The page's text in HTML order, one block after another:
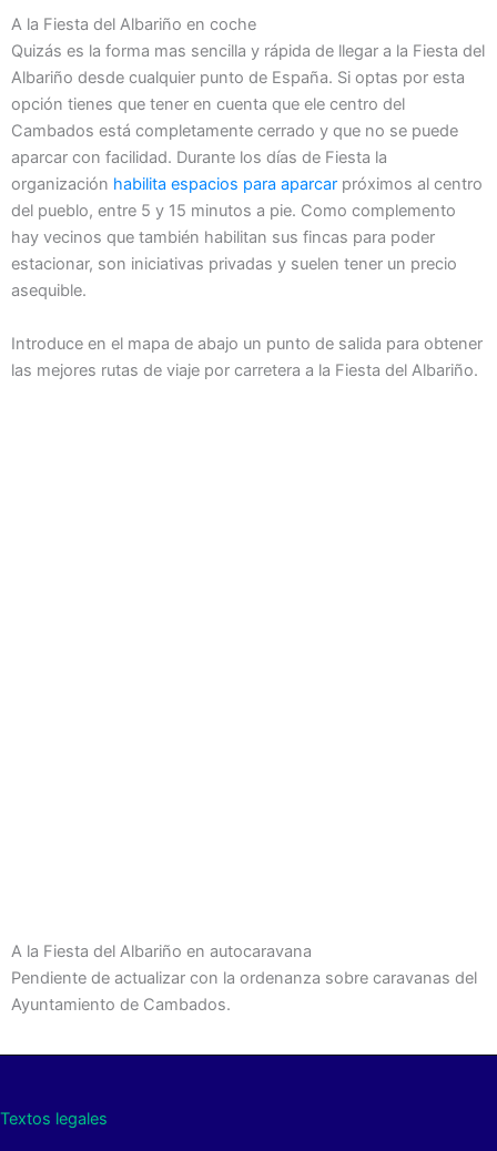
A la Fiesta del Albariño en coche
Quizás es la forma mas sencilla y rápida de llegar a la Fiesta del
Albariño desde cualquier punto de España. Si optas por esta
opción tienes que tener en cuenta que ele centro del
Cambados está completamente cerrado y que no se puede
aparcar con facilidad. Durante los días de Fiesta la
organización habilita espacios para aparcar próximos al centro
del pueblo, entre 5 y 15 minutos a pie. Como complemento
hay vecinos que también habilitan sus fincas para poder
estacionar, son iniciativas privadas y suelen tener un precio
asequible.
Introduce en el mapa de abajo un punto de salida para obtener
las mejores rutas de viaje por carretera a la Fiesta del Albariño.
A la Fiesta del Albariño en autocaravana
Pendiente de actualizar con la ordenanza sobre caravanas del
Ayuntamiento de Cambados.
Textos legales